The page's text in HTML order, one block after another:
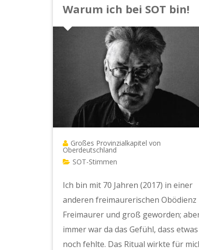
Warum ich bei SOT bin!
Großes Provinzialkapitel von
Oberdeutschland
SOT-Stimmen
Ich bin mit 70 Jahren (2017) in einer
anderen freimaurerischen Obödienz
Freimaurer und groß geworden;
immer war da das Gefühl, dass etwas
noch fehlte. Das Ritual wirkte für